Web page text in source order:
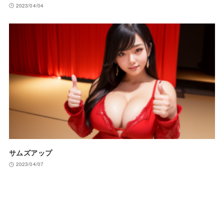
2023/04/04
サムズアップ
2023/04/07